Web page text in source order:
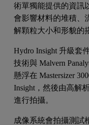
術單獨能提供的資訊
會影響材料的堆積、
解顆粒大小和形貌的
Hydro Insight 升級套
技術與 Malvern
懸浮在 Mastersizer
Insight，然後由高解
進行拍攝。
成像系統會拍攝測試